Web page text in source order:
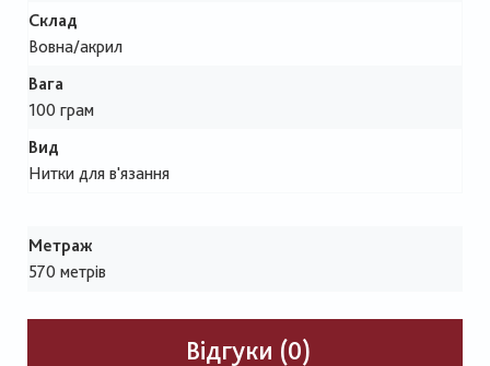
Склад
Вовна/акрил
Вага
100 грам
Вид
Нитки для в'язання
Метраж
570 метрів
Відгуки (0)